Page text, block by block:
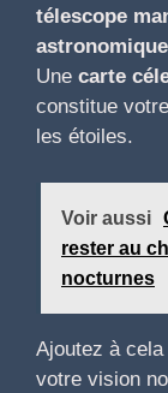
télescope
Une carte
constitue
les étoiles.
Voir aussi
rester au
nocturnes
Ajoutez à cela
votre vision